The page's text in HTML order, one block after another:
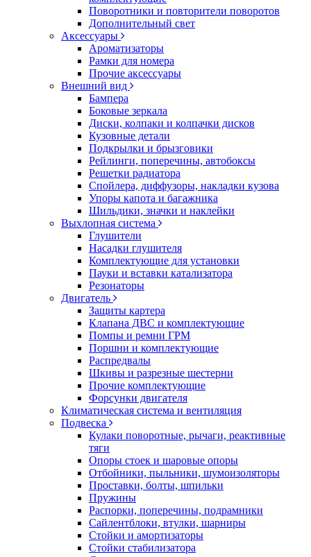
Поворотники и повторители поворотов
Дополнительный свет
Аксессуары
Ароматизаторы
Рамки для номера
Прочие аксессуары
Внешний вид
Бампера
Боковые зеркала
Диски, колпаки и колпачки дисков
Кузовные детали
Подкрылки и брызговики
Рейлинги, поперечины, автобоксы
Решетки радиатора
Спойлера, диффузоры, накладки кузова
Упоры капота и багажника
Шильдики, значки и наклейки
Выхлопная система
Глушители
Насадки глушителя
Комплектующие для установки
Пауки и вставки катализатора
Резонаторы
Двигатель
Защиты картера
Клапана ДВС и комплектующие
Помпы и ремни ГРМ
Поршни и комплектующие
Распредвалы
Шкивы и разрезные шестерни
Прочие комплектующие
Форсунки двигателя
Климатическая система и вентиляция
Подвеска
Кулаки поворотные, рычаги, реактивные
тяги
Опоры стоек и шаровые опоры
Отбойники, пыльники, шумоизоляторы
Проставки, болты, шпильки
Пружины
Распорки, поперечины, подрамники
Сайлентблоки, втулки, шарниры
Стойки и амортизаторы
Стойки стабилизатора